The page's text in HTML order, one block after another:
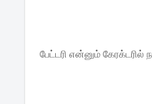
பேட்டரி என்னும்